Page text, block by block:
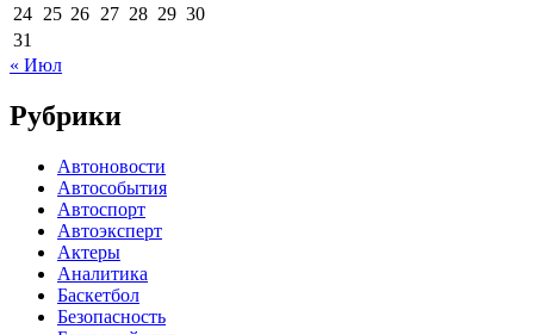
24 25 26 27 28 29 30
31
« Июл
Рубрики
Автоновости
Автособытия
Автоспорт
Автоэксперт
Актеры
Аналитика
Баскетбол
Безопасность